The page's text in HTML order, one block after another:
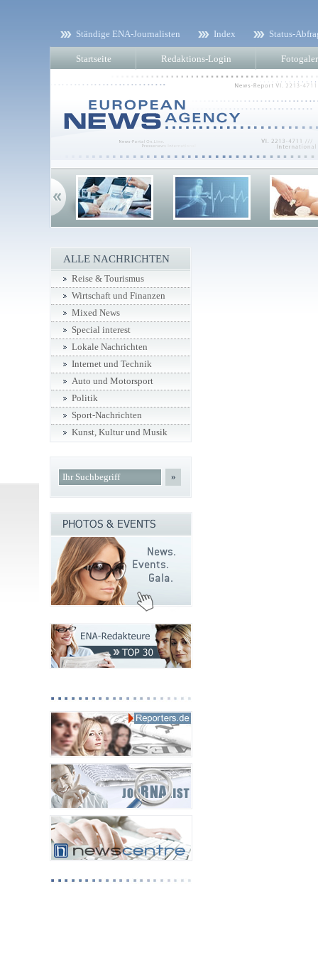
Ständige ENA-Journalisten Index Status-
Startseite Redaktions-Login
ALLE NACHRICHTEN
Reise & Tourismus
Wirtschaft und Finanzen
Mixed News
Special interest
Lokale Nachrichten
Internet und Technik
Auto und Motorsport
Politik
Sport-Nachrichten
Kunst, Kultur und Musik
»